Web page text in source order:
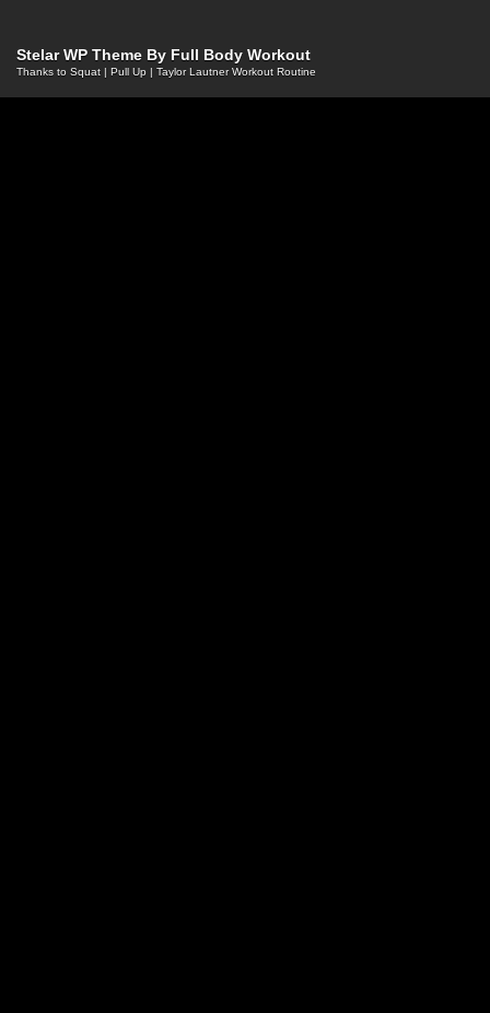
Stelar WP Theme By Full Body Workout
Thanks to Squat | Pull Up | Taylor Lautner Workout Routine